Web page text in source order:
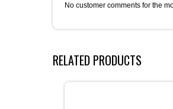
No customer comments for the
RELATED PRODUCTS